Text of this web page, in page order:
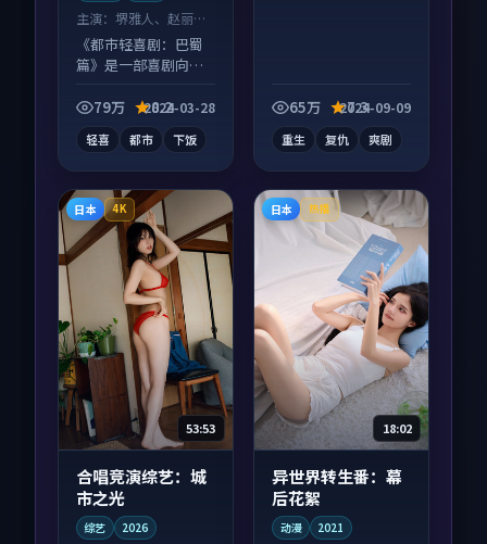
主演： 堺雅人、赵丽颖
等
《都市轻喜剧：巴蜀
篇》是一部喜剧向电
端观看，细节更丰
79万 8.2
2024-03-28
轻喜 都市 下饭
65万 7.3
2024-09-09
重生 复仇 爽剧
日本 4K
53:53
合唱竞演综艺：城
市之光
综艺 2026
日本 热播
18:02
异世界转生番：幕
后花絮
动漫 2021